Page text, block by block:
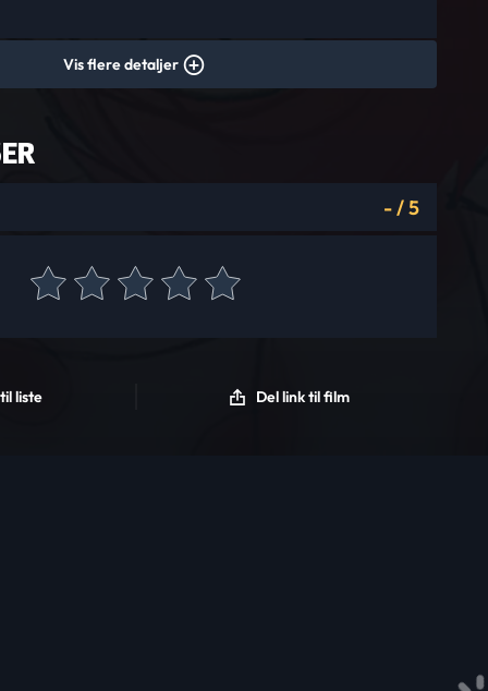
Vis flere detaljer
-/5
liste Del link til film